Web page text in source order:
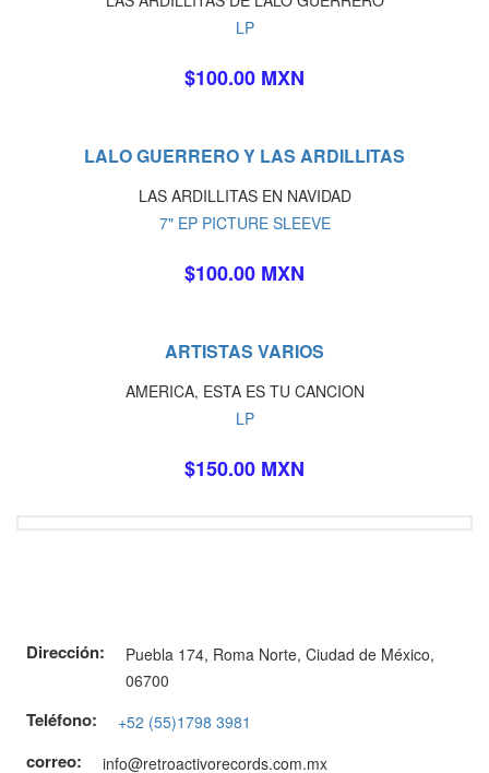
LP
$100.00 MXN
LALO GUERRERO Y LAS ARDILLITAS
LAS ARDILLITAS EN NAVIDAD
7" EP PICTURE SLEEVE
$100.00 MXN
ARTISTAS VARIOS
AMERICA, ESTA ES TU CANCION
LP
$150.00 MXN
Dirección:
Puebla 174, Roma Norte, Ciudad de México,
06700
Teléfono: +52 (55)1798 3981
correo: info@retroactivorecords.com.mx